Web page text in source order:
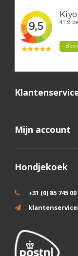
Mijn account
Hondjekoek
+31 (0) 85 745 00